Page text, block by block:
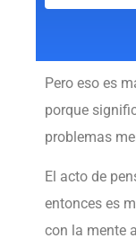
Pero eso es
porque
problemas
El acto de
entonces es
con la mente